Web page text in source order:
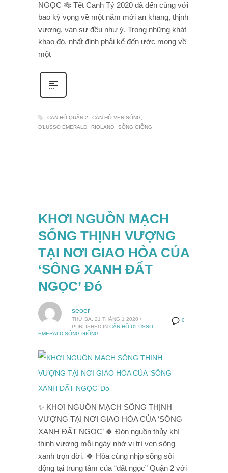
NGỌC 🎋 Tết Canh Tý 2020 đã đến cùng với
bao kỳ vọng về một năm mới an khang, thịnh
vượng, vạn sự đều như ý. Trong những khát
khao đó, nhất định phải kể đến ước mong về
một
CĂN HỘ QUẬN 2
CĂN HỘ VEN SÔNG
D'LUSSO EMERALD
RIOLAND SÔNG GIỒNG
KHƠI NGUỒN MẠCH
SỐNG THỊNH VƯỢNG
TẠI NƠI GIAO HÒA CỦA
‘SÔNG XANH ĐẤT
NGỌC’ Đó
0
seoer
THỨ BA, 21 THÁNG 1 2020 /
PUBLISHED IN CĂN HỘ D'LUSSO
EMERALD SÔNG GIỒNG
✨ KHƠI NGUỒN MẠCH SỐNG THỊNH
VƯỢNG TẠI NƠI GIAO HÒA CỦA ‘SÔNG
XANH ĐẤT NGỌC’ 🍀 Đón nguồn thủy khí
thịnh vượng mỗi ngày nhờ vị trí ven sông
xanh trọn đời. 🍀 Hòa cùng nhịp sống sôi
động tại trung tâm của “đất ngọc” Quận 2 với